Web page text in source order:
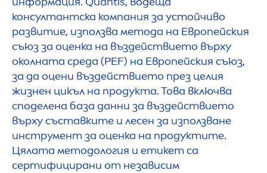
консултантска компания за устойчиво
развитие, използва метода на Европейския
съюз за оценка на въздействието върху
околната среда (PEF) на Европейския съюз,
за да оцени въздействието през целия
жизнен цикъл на продукта. Това включва
споделена база данни за въздействието
върху съставките и лесен за използване
инструмент за оценка на продуктите.
Цялата методология и етикет са
сертифицирани от независим